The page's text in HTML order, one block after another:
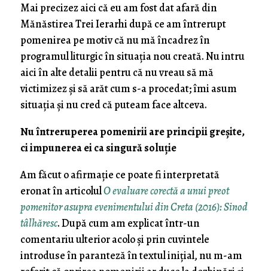
Mai precizez aici că eu am fost dat afară din
Mănăstirea Trei Ierarhi după ce am întrerupt
pomenirea pe motiv că nu mă încadrez în
programul liturgic în situația nou creată. Nu intru
aici în alte detalii pentru că nu vreau să mă
victimizez și să arăt cum s-a procedat; îmi asum
situația și nu cred că puteam face altceva.
Nu întreruperea pomenirii are principii greșite,
ci impunerea ei ca singură soluție
Am făcut o afirmație ce poate fi interpretată
eronat în articolulO evaluare corectă a unui preot
pomenitor asupra evenimentului din Creta (2016): Sinod
tâlhăresc. După cum am explicat într-un
comentariu ulterior acolo și prin cuvintele
introduse în paranteză în textul inițial, nu m-am